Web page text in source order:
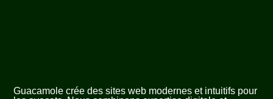
Guacamole crée des sites web modernes et intuitifs pour